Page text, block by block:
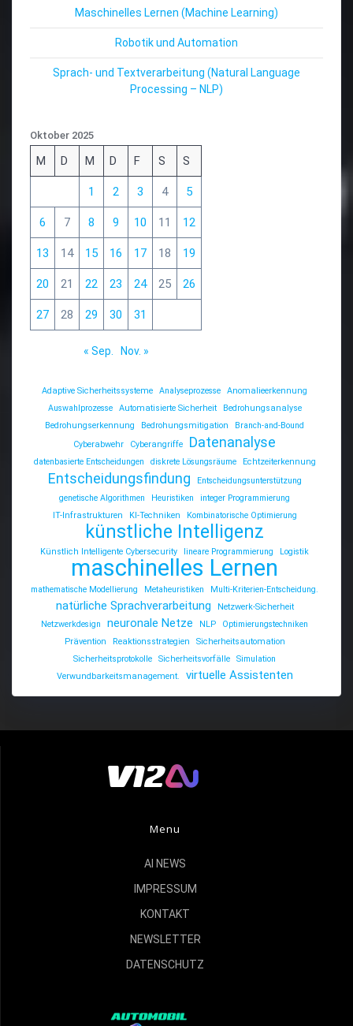
Maschinelles Lernen (Machine Learning)
Robotik und Automation
Sprach- und Textverarbeitung (Natural Language
Processing – NLP)
Oktober 2025
M D M D F S S
1 2 3 4 5
6 7 8 9 10 11 12
13 14 15 16 17 18 19
20 21 22 23 24 25 26
27 28 29 30 31
« Sep. Nov. »
Adaptive Sicherheitssysteme Analyseprozesse
Anomalieerkennung
Auswahlprozesse
Automatisierte Sicherheit
Bedrohungsanalyse
Bedrohungserkennung
Bedrohungsmitigation
Branch-and-Bound
Cyberabwehr
Cyberangriffe Datenanalyse
datenbasierte Entscheidungen diskrete Lösungsräume Echtzeiterkennung
Entscheidungsfindung
Entscheidungsunterstützung
genetische Algorithmen
Heuristiken
integer Programmierung
IT-Infrastrukturen
KI-Techniken Kombinatorische Optimierung
künstliche Intelligenz
Künstlich Intelligente Cybersecurity lineare Programmierung Logistik
maschinelles Lernen
mathematische Modellierung Metaheuristiken Multi-Kriterien-Entscheidung.
natürliche Sprachverarbeitung
Netzwerk-Sicherheit
Netzwerkdesign
neuronale Netze NLP
Optimierungstechniken
Prävention
Reaktionsstrategien
Sicherheitsautomation
Sicherheitsprotokolle
Sicherheitsvorfälle
Simulation
Verwundbarkeitsmanagement.
virtuelle Assistenten
Menu
AI NEWS
IMPRESSUM
KONTAKT
NEWSLETTER
DATENSCHUTZ